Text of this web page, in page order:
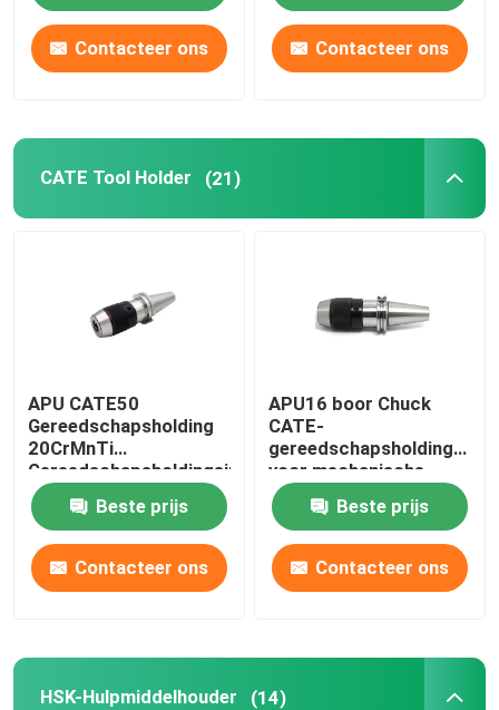
Contacteer ons Contacteer ons
CATE Tool Holder (21)
APU CATE50
Gereedschapsholding
20CrMnTi
Gereedschapsholdingsinrichtingen
In CNC-machines
Beste prijs
Contacteer ons
APU16 boor Chuck
CATE-
gereedschapsholding
voor mechanische
spindels en
snijgereedschappen
Beste prijs
Contacteer ons
HSK-Hulpmiddelhouder (14)